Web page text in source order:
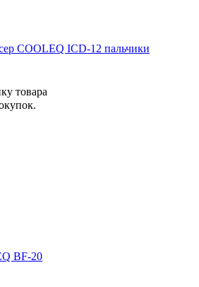
COOLEQ ICD-12 пальчики
товара
BF-20